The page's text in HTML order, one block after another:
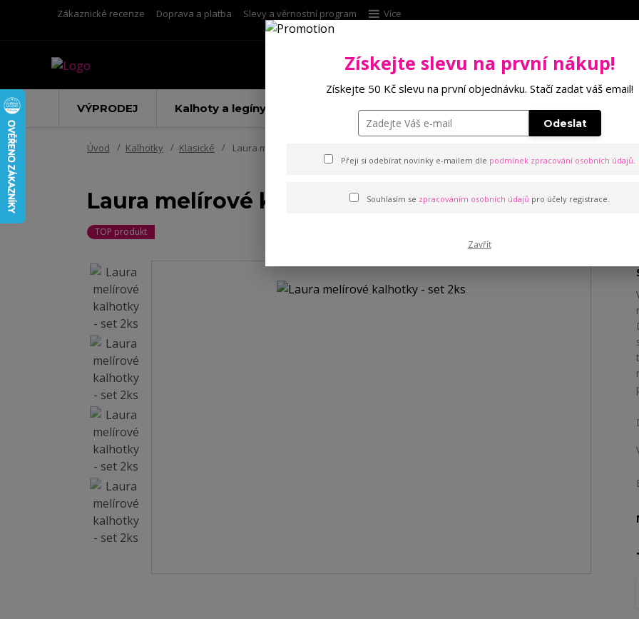
Zákaznické recenze Doprava a platba Slevy a věrnostní program Více
VÝPRODEJ Kalhoty a legíny Punčochové zboží Kalhotky
Úvod Kalhotky Klasické Laura melírové kalhotky - set 2ks
Laura melírové kalhotky - set 2ks
TOP produkt
Získejte slevu na první nákup!
Získejte 50 Kč slevu na první objednávku. Stačí zadat váš email!
Odeslat
Přeji si odebírat novinky e-mailem dle podmínek zpracování osobních údajů.
Souhlasím se zpracováním osobních údajů pro účely registrace.
Zavřít